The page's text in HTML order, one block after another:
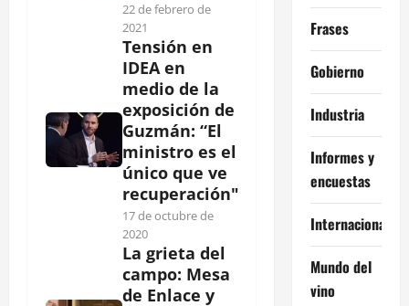
22 de febrero de
2021
Tensión en
IDEA en
medio de la
exposición de
Guzmán: “El
ministro es el
único que ve
recuperación"
17 de octubre de
2020
La grieta del
campo: Mesa
de Enlace y
Frases
Gobierno
Industria
Informes y
encuestas
Internacional
Mundo del
vino